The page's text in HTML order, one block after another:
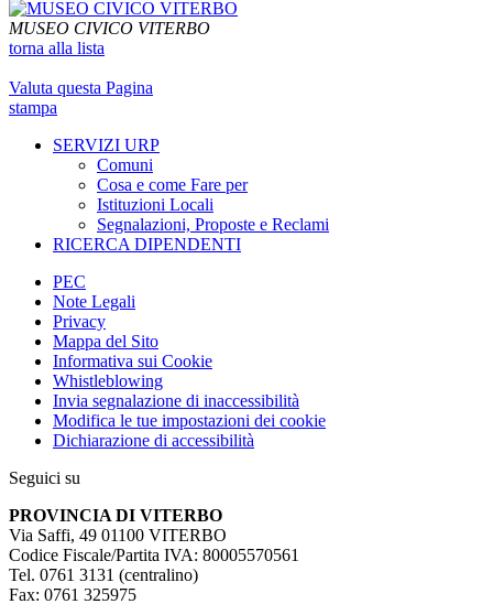
MUSEO CIVICO VITERBO
torna alla lista
Valuta questa Pagina
stampa
SERVIZI URP
Comuni
Cosa e come Fare per
Istituzioni Locali
Segnalazioni, Proposte e Reclami
RICERCA DIPENDENTI
PEC
Note Legali
Privacy
Mappa del Sito
Informativa sui Cookie
Whistleblowing
Invia segnalazione di inaccessibilità
Modifica le tue impostazioni dei cookie
Dichiarazione di accessibilità
Seguici su
PROVINCIA DI VITERBO
Via Saffi, 49 01100 VITERBO
Codice Fiscale/Partita IVA: 80005570561
Tel. 0761 3131 (centralino)
Fax: 0761 325975